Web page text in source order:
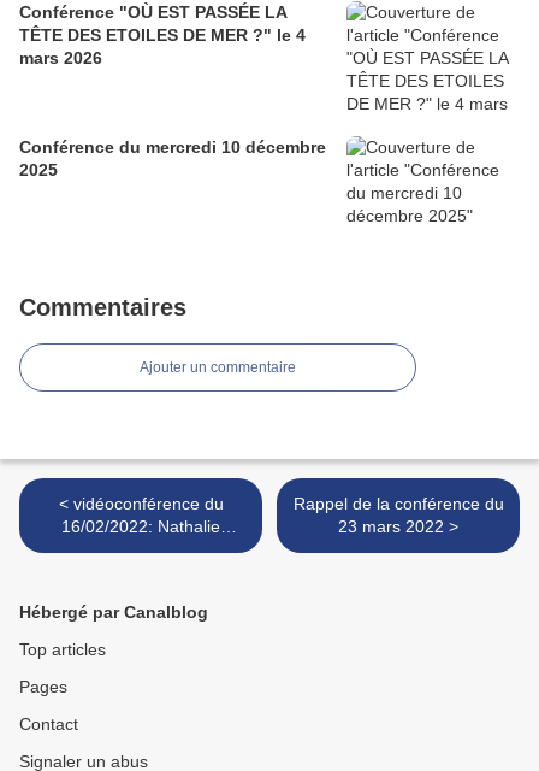
Conférence "OÙ EST PASSÉE LA
TÊTE DES ETOILES DE MER ?" le 4
mars 2026
Conférence du mercredi 10 décembre
2025
Commentaires
Ajouter un commentaire
< vidéoconférence du
16/02/2022: Nathalie
Babonneau
Rappel de la conférence du
23 mars 2022 >
Hébergé par Canalblog
Top articles
Pages
Contact
Signaler un abus